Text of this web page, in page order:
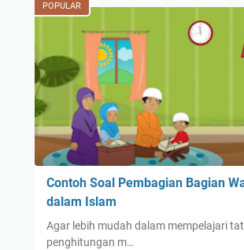
POPULAR
Contoh Soal Pembagian Bagian
dalam Islam
Agar lebih mudah dalam mempelajari
penghitungan m…